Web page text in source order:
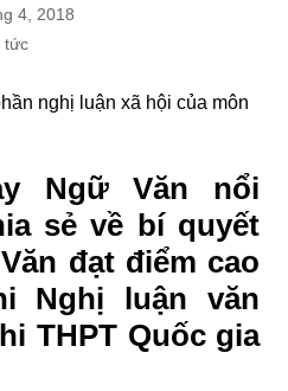
4, 2018
tức
Ngữ Văn nổi
sẻ về bí quyết
đạt điểm cao
Nghị luận văn
THPT Quốc gia